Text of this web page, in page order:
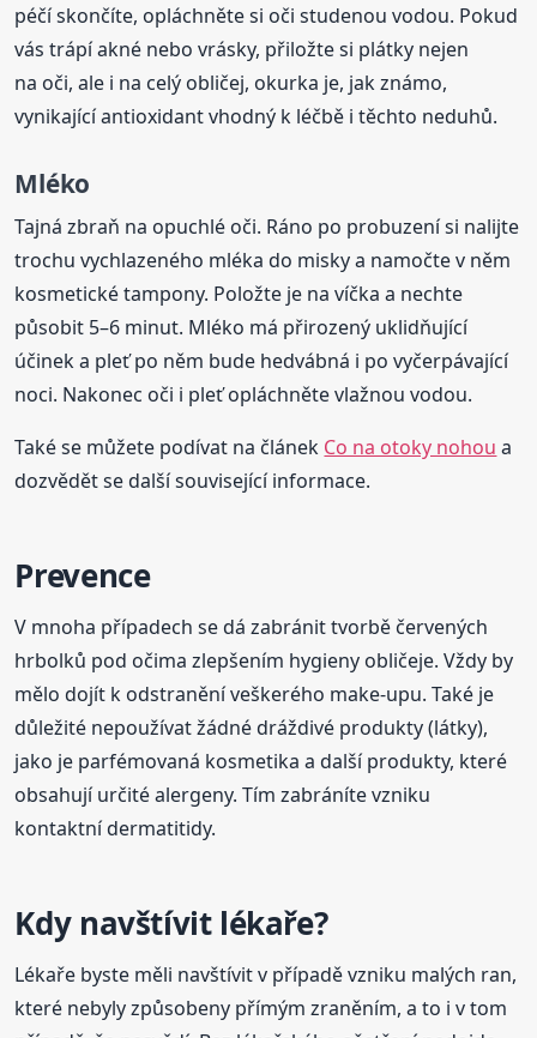
péčí skončíte, opláchněte si oči studenou vodou. Pokud
vás trápí akné nebo vrásky, přiložte si plátky nejen
na oči, ale i na celý obličej, okurka je, jak známo,
vynikající antioxidant vhodný k léčbě i těchto neduhů.
Mléko
Tajná zbraň na opuchlé oči. Ráno po probuzení si nalijte
trochu vychlazeného mléka do misky a namočte v něm
kosmetické tampony. Položte je na víčka a nechte
působit 5–6 minut. Mléko má přirozený uklidňující
účinek a pleť po něm bude hedvábná i po vyčerpávající
noci. Nakonec oči i pleť opláchněte vlažnou vodou.
Také se můžete podívat na článek Co na otoky nohou a
dozvědět se další související informace.
Prevence
V mnoha případech se dá zabránit tvorbě červených
hrbolků pod očima zlepšením hygieny obličeje. Vždy by
mělo dojít k odstranění veškerého make-upu. Také je
důležité nepoužívat žádné dráždivé produkty (látky),
jako je parfémovaná kosmetika a další produkty, které
obsahují určité alergeny. Tím zabráníte vzniku
kontaktní dermatitidy.
Kdy navštívit lékaře?
Lékaře byste měli navštívit v případě vzniku malých ran,
které nebyly způsobeny přímým zraněním, a to i v tom